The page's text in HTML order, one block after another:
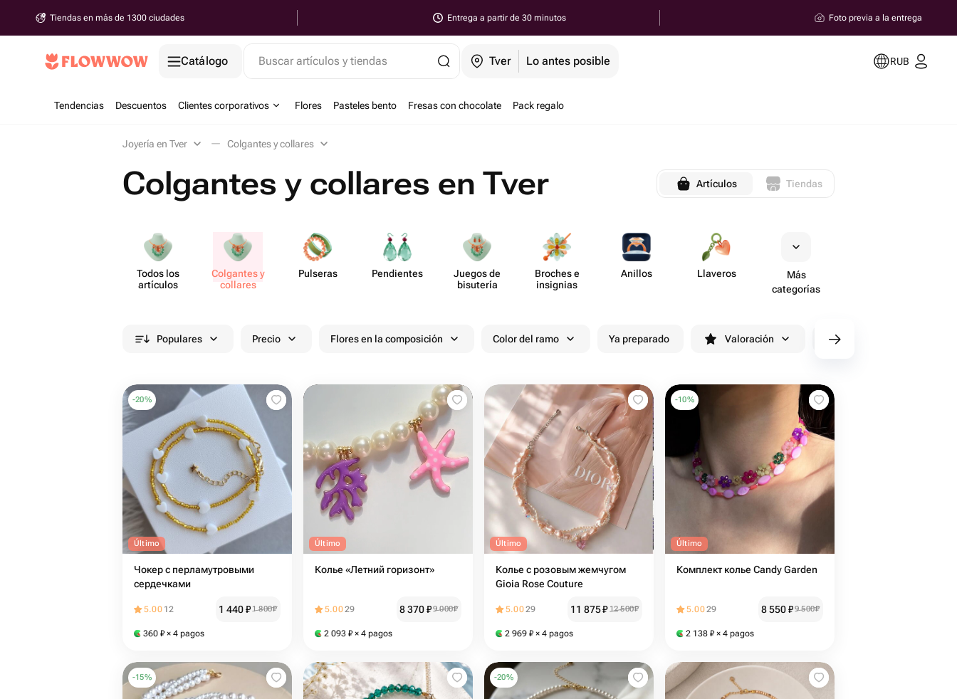
Tiendas en más de 1300 ciudades Entrega a partir de 30 minutos Foto previa a la entrega
Catálogo Buscar artículos y tiendas Tver Lo antes posible RUB
Tendencias Descuentos Clientes corporativos Flores Pasteles bento Fresas con chocolate Pack regalo
Joyería en Tver Colgantes y collares
Colgantes y collares en Tver Artículos Tiendas
Todos los
artículos
Colgantes y
collares
Pulseras Pend​ientes
Juegos de
bisutería
Broches e
insignias
Anillos Llaveros
Más
categorías
Populares Precio Flores en la composición Color del ramo Ya preparado Valoración Entrega antes de 90 minutos
-20%
Último
Чокер с перламутровыми
сердечками
5.00 12 1 440₽1 800₽
360 ₽ × 4 pagos
Último
Колье «Летний горизонт»
5.0029 8 370₽9 000₽
2 093 ₽ × 4 pagos
Último
Колье с розовым жемчугом
Gioia Rose Couture
5.0029 11 875₽ 12 500₽
2 969 ₽ × 4 pagos
-10%
Último
Комплект колье Candy Garden
5.0029 8 550₽9 500₽
2 138 ₽ × 4 pagos
-15% -20%